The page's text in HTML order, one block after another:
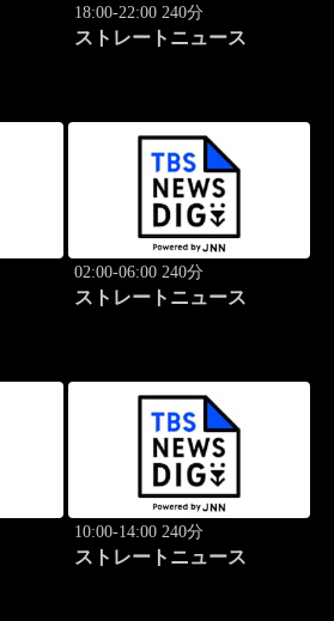
18:00-22:00 240分
ストレートニュース
02:00-06:00 240分
ストレートニュース
10:00-14:00 240分
ストレートニュース